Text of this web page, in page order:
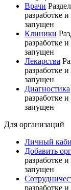
Врачи
разработке и
запущен
Клиники
разработке и
запущен
Лекарства
разработке и
запущен
Диагностика
разработке и
запущен
Для организаций
Личный
Добавить
разработке и
запущен
разработке и